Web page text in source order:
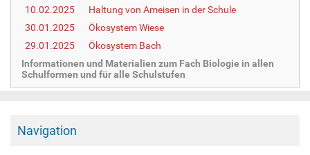
:
10.02.2025
Haltung von Ameisen in der Schule
30.01.2025
Ökosystem Wiese
29.01.2025
Ökosystem Bach
Informationen und Materialien zum Fach Biologie in allen
Schulformen und für alle Schulstufen
Navigation